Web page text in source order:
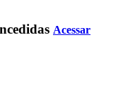
Acessar